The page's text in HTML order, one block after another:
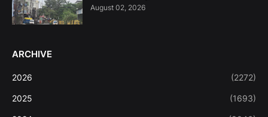
August 02, 2026
ARCHIVE
2026 (2272)
2025 (1693)